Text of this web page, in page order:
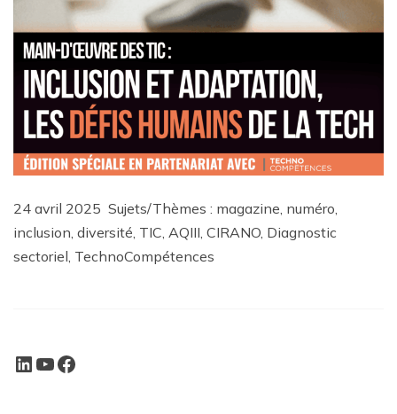
24 avril 2025 Sujets/Thèmes : magazine, numéro,
inclusion, diversité, TIC, AQIII, CIRANO, Diagnostic
sectoriel, TechnoCompétences